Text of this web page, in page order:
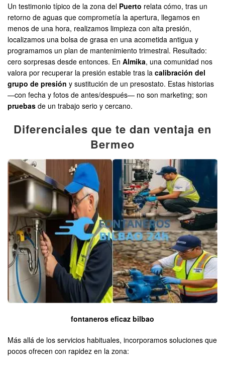
Un testimonio típico de la zona del Puerto relata cómo, tras un
retorno de aguas que comprometía la apertura, llegamos en
menos de una hora, realizamos limpieza con alta presión,
localizamos una bolsa de grasa en una acometida antigua y
programamos un plan de mantenimiento trimestral. Resultado:
cero sorpresas desde entonces. En Almika, una comunidad nos
valora por recuperar la presión estable tras la calibración del
grupo de presión y sustitución de un presostato. Estas historias
—con fecha y fotos de antes/después— no son marketing; son
pruebas de un trabajo serio y cercano.
Diferenciales que te dan ventaja en
Bermeo
fontaneros eficaz bilbao
Más allá de los servicios habituales, incorporamos soluciones que
pocos ofrecen con rapidez en la zona: